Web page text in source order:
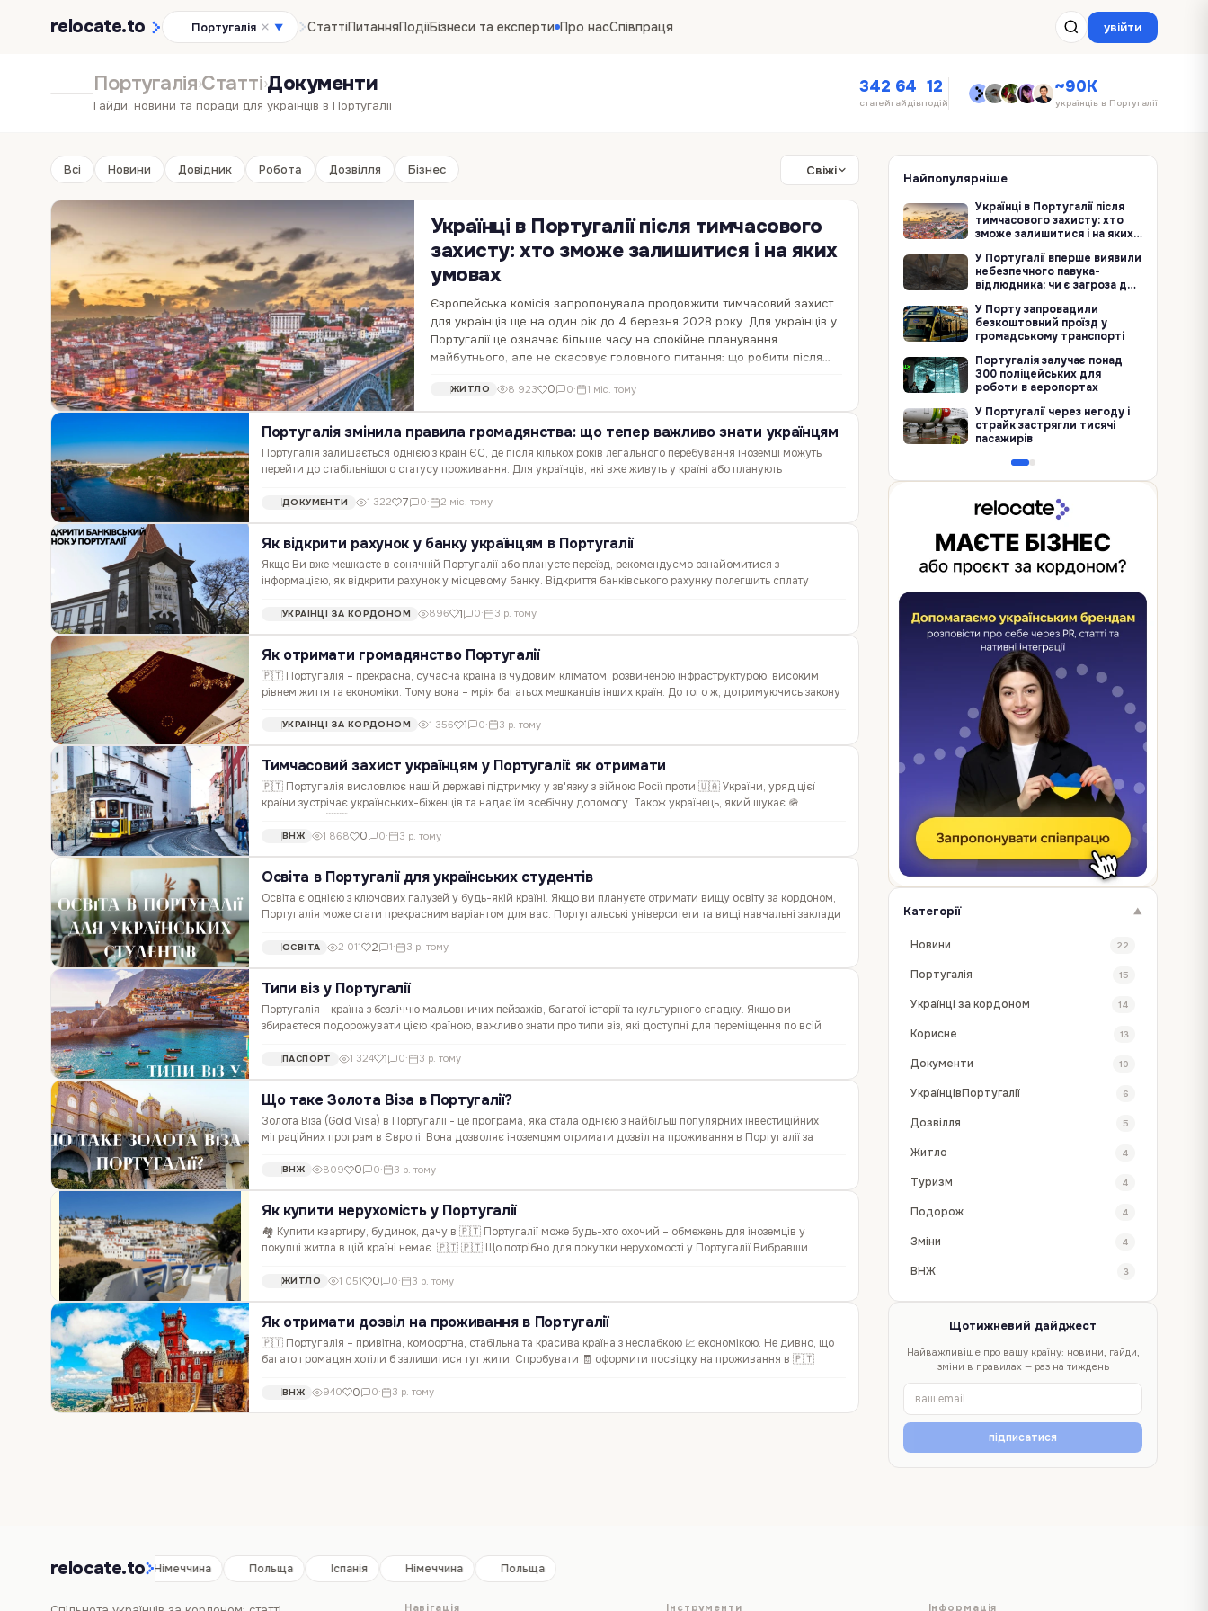
relocate.to Португалія ▼ СтаттіПитанняПодіїБізнеси та експерти Про насСпівпраця увійти
Португалія›Статті›Документи
Гайди, новини та поради для українців в Португалії
342
статей
64
гайдів
12
подій
~90K
українців в Португалії
Всі Новини Довідник Робота Дозвілля Бізнес Свіжі
Українці в Португалії після тимчасового
захисту: хто зможе залишитися і на яких
умовах
Європейська комісія запропонувала продовжити тимчасовий захист
для українців ще на один рік до 4 березня 2028 року. Для українців у
Португалії це означає більше часу на спокійне планування
майбутнього, але не скасовує головного питання: що робити після
ЖИТЛО 8 923 0 0· 1 міс. тому
Португалія змінила правила громадянства: що тепер важливо знати українцям
Португалія залишається однією з країн ЄС, де після кількох років легального перебування іноземці можуть
перейти до стабільнішого статусу проживання. Для українців, які вже живуть у країні або планують
ДОКУМЕНТИ 1 322 7 0· 2 міс. тому
Як відкрити рахунок у банку українцям в Португалії
Якщо Ви вже мешкаєте в сонячній Португалії або плануєте переїзд, рекомендуємо ознайомитися з
інформацією, як відкрити рахунок у місцевому банку. Відкриття банківського рахунку полегшить сплату
УКРАЇНЦІ ЗА КОРДОНОМ 896 1 0· 3 р. тому
Як отримати громадянство Португалії
🇵🇹 Португалія – прекрасна, сучасна країна із чудовим кліматом, розвиненою інфраструктурою, високим
рівнем життя та економіки. Тому вона – мрія багатьох мешканців інших країн. До того ж, дотримуючись закону
УКРАЇНЦІ ЗА КОРДОНОМ 1 356 1 0· 3 р. тому
Тимчасовий захист українцям у Португалії: як отримати
🇵🇹 Португалія висловлює нашій державі підтримку у зв'язку з війною Росії проти 🇺🇦 України, уряд цієї
країни зустрічає українських-біженців та надає їм всебічну допомогу. Також українець, який шукає 🪖
ВНЖ 1 868 0 0· 3 р. тому
Освіта в Португалії для українських студентів
Освіта є однією з ключових галузей у будь-якій країні. Якщо ви плануєте отримати вищу освіту за кордоном,
Португалія може стати прекрасним варіантом для вас. Португальські університети та вищі навчальні заклади
ОСВІТА 2 011 2 1· 3 р. тому
Типи віз у Португалії
Португалія - країна з безліччю мальовничих пейзажів, багатої історії та культурного спадку. Якщо ви
збираєтеся подорожувати цією країною, важливо знати про типи віз, які доступні для переміщення по всій
ПАСПОРТ 1 324 1 0· 3 р. тому
Що таке Золота Віза в Португалії?
Золота Віза (Gold Visa) в Португалії - це програма, яка стала однією з найбільш популярних інвестиційних
міграційних програм в Європі. Вона дозволяє іноземцям отримати дозвіл на проживання в Португалії за
ВНЖ 809 0 0· 3 р. тому
Як купити нерухомість у Португалії
🏘 Купити квартиру, будинок, дачу в 🇵🇹 Португалії може будь-хто охочий – обмежень для іноземців у
покупці житла в цій країні немає. 🇵🇹 🇵🇹 Що потрібно для покупки нерухомості у Португалії Вибравши
ЖИТЛО 1 051 0 0· 3 р. тому
Як отримати дозвіл на проживання в Португалії
🇵🇹 Португалія – привітна, комфортна, стабільна та красива країна з неслабкою 💹 економікою. Не дивно, що
багато громадян хотіли б залишитися тут жити. Спробувати 🧾 оформити посвідку на проживання в 🇵🇹
ВНЖ 940 0 0· 3 р. тому
Найпопулярніше
Українці в Португалії після
тимчасового захисту: хто
зможе залишитися і на яких
У Португалії вперше виявили
небезпечного павука-
відлюдника: чи є загроза для
У Порту запровадили
безкоштовний проїзд у
громадському транспорті
Португалія залучає понад
300 поліцейських для
роботи в аеропортах
У Португалії через негоду і
страйк застрягли тисячі
пасажирів
Категорії ▼
Новини 22
Португалія 15
Українці за кордоном 14
Корисне 13
Документи 10
УкраїнцівПортугалії 6
Дозвілля 5
Житло 4
Туризм 4
Подорож 4
Зміни 4
ВНЖ 3
Щотижневий дайджест
Найважливіше про вашу країну: новини, гайди,
зміни в правилах — раз на тиждень
підписатися
relocate.to
Іспанія Німеччина Польща Іспанія Німеччина Польща
Навігація Інструменти Інформація